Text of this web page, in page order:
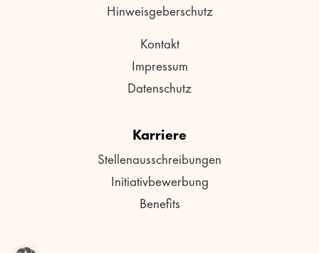
Hinweisgeberschutz
Kontakt
Impressum
Datenschutz
Karriere
Stellenausschreibungen
Initiativbewerbung
Benefits